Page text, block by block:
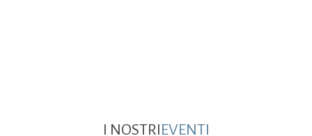
I NOSTRIEVENTI